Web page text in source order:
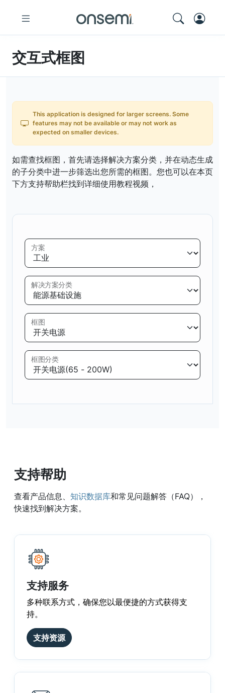
交互式框图
This application is designed for larger screens. Some
features may not be available or may not work as
expected on smaller devices.
如需查找框图，首先请选择解决方案分类，并在动态生成
的子分类中进一步筛选出您所需的框图。您也可以在本页
下方支持帮助栏找到详细使用教程视频，
方案
解决方案分类
框图
框图分类
支持帮助
查看产品信息、 知识数据库和常见问题解答（FAQ），
快速找到解决方案。
支持服务
多种联系方式，确保您以最便捷的方式获得支
持。
支持资源